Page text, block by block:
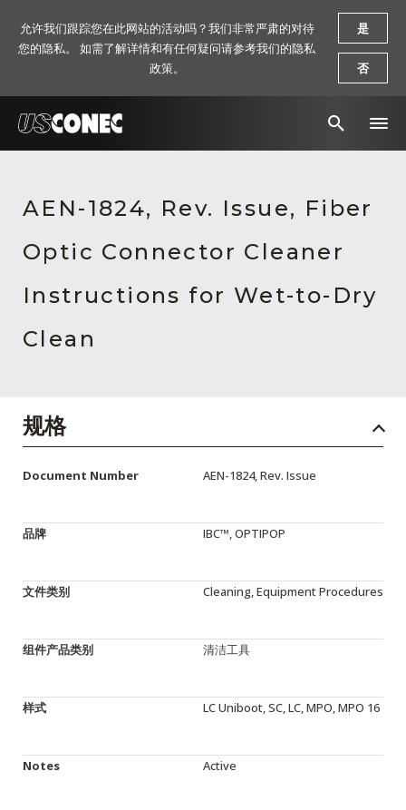
解决方案
产品
资源
关于我们
English Website
应用工程指导书 (AENs)
工作机会
订阅
AEN-1824, Rev. Issue, Fiber
Optic Connector Cleaner
Instructions for Wet-to-Dry
Clean
规格
Document Number AEN-1824, Rev. Issue
品牌 IBC™, OPTIPOP
文件类别 Cleaning, Equipment Procedures
组件产品类别 清洁工具
样式 LC Uniboot, SC, LC, MPO, MPO 16
Notes Active
允许我们跟踪您在此网站的活动吗？我们非常严肃的对待
您的隐私。 如需了解详情和有任何疑问请参考我们的隐私
政策。
是
否